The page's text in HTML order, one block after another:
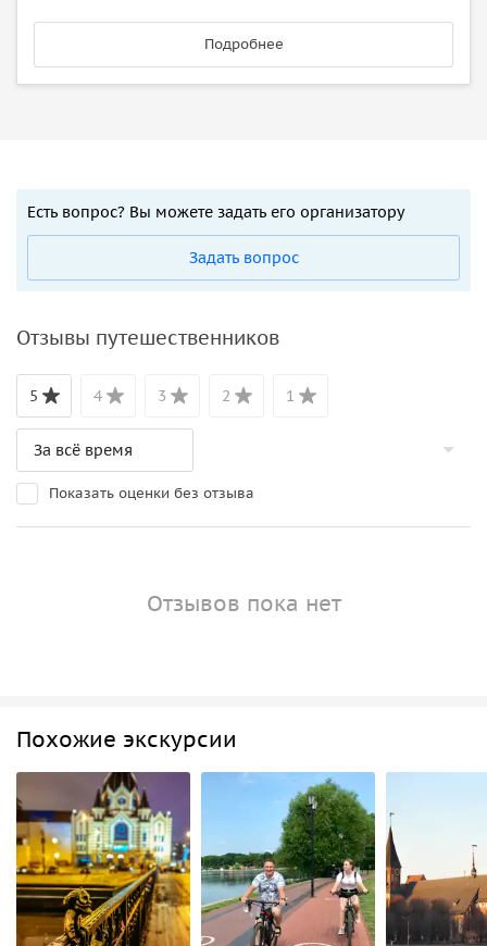
Подробнее
Есть вопрос? Вы можете задать его организатору
Задать вопрос
Отзывы путешественников
5 4 3 2 1
Показать оценки без отзыва
Отзывов пока нет
Похожие экскурсии